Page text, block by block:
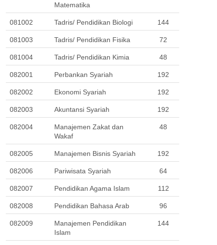
Matematika
081002 Tadris/ Pendidikan Biologi 144
081003 Tadris/ Pendidikan Fisika 72
081004 Tadris/ Pendidikan Kimia 48
082001 Perbankan Syariah 192
082002 Ekonomi Syariah 192
082003 Akuntansi Syariah 192
082004
Manajemen Zakat dan
Wakaf
48
082005 Manajemen Bisnis Syariah 192
082006 Pariwisata Syariah 64
082007 Pendidikan Agama Islam 112
082008 Pendidikan Bahasa Arab 96
082009
Manajemen Pendidikan
Islam
144